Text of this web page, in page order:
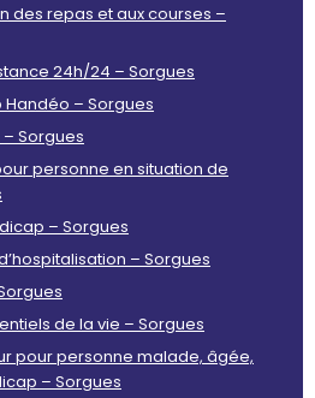
des repas et aux courses –
24h/24 – Sorgues
– Sorgues
Sorgues
personne en situation de
– Sorgues
– Sorgues
de la vie – Sorgues
pour personne malade, âgée,
– Sorgues